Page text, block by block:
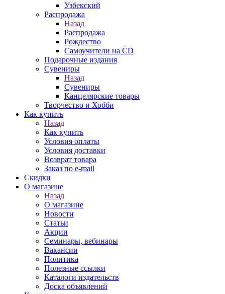
Узбекский
Распродажа
Назад
Распродажа
Рождество
Самоучители на CD
Подарочные издания
Сувениры
Назад
Сувениры
Канцелярские товары
Творчество и Хобби
Как купить
Назад
Как купить
Условия оплаты
Условия доставки
Возврат товара
Заказ по e-mail
Скидки
О магазине
Назад
О магазине
Новости
Статьи
Акции
Семинары, вебинары
Вакансии
Политика
Полезные ссылки
Каталоги издательств
Доска объявлений